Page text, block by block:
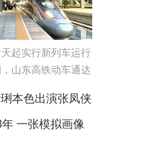
天起实行新列车运行
，山东高铁动车通达
本色出演张凤侠
一张模拟画像